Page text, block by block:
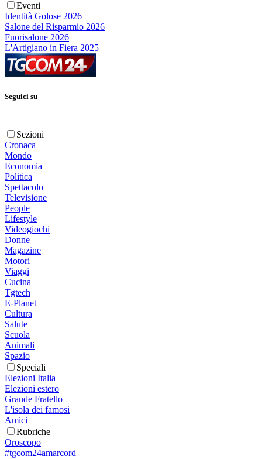
Eventi
Identità Golose 2026
Salone del Risparmio 2026
Fuorisalone 2026
L'Artigiano in Fiera 2025
Seguici su
Sezioni
Cronaca
Mondo
Economia
Politica
Spettacolo
Televisione
People
Lifestyle
Videogiochi
Donne
Magazine
Motori
Viaggi
Cucina
Tgtech
E-Planet
Cultura
Salute
Scuola
Animali
Spazio
Speciali
Elezioni Italia
Elezioni estero
Grande Fratello
L'isola dei famosi
Amici
Rubriche
Oroscopo
#tgcom24amarcord